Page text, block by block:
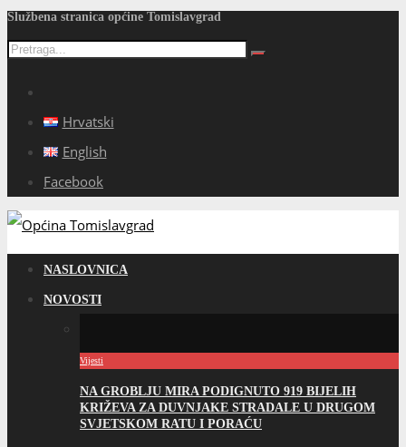
Službena stranica općine Tomislavgrad
Hrvatski
English
Facebook
NASLOVNICA
NOVOSTI
Vijesti
NA GROBLJU MIRA PODIGNUTO 919 BIJELIH
KRIŽEVA ZA DUVNJAKE STRADALE U DRUGOM
SVJETSKOM RATU I PORAĆU